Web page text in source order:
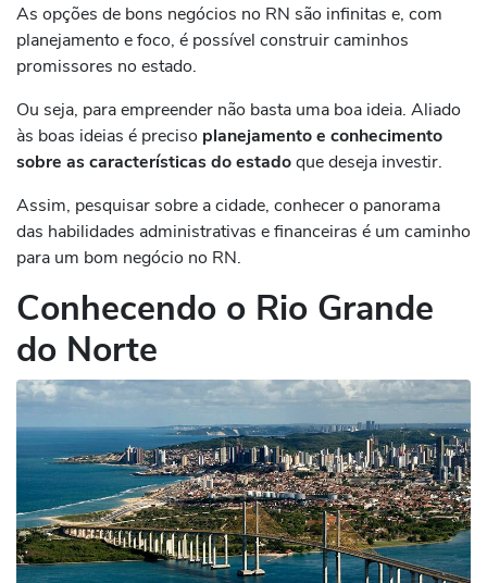
As opções de bons negócios no RN são infinitas e, com
planejamento e foco, é possível construir caminhos
promissores no estado.
Ou seja, para empreender não basta uma boa ideia. Aliado
às boas ideias é preciso planejamento e conhecimento
sobre as características do estadoque deseja investir.
Assim, pesquisar sobre a cidade, conhecer o panorama
das habilidades administrativas e financeiras é um caminho
para um bom negócio no RN.
Conhecendo o Rio Grande
do Norte